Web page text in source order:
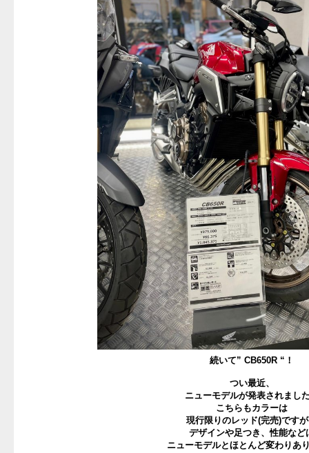
続いて” CB650R “！
つい最近、
ニューモデルが発表されまし
こちらもカラーは
現行限りのレッド(完売)です
デザインや足つき、性能など
ニューモデルとほとんど変わりあ